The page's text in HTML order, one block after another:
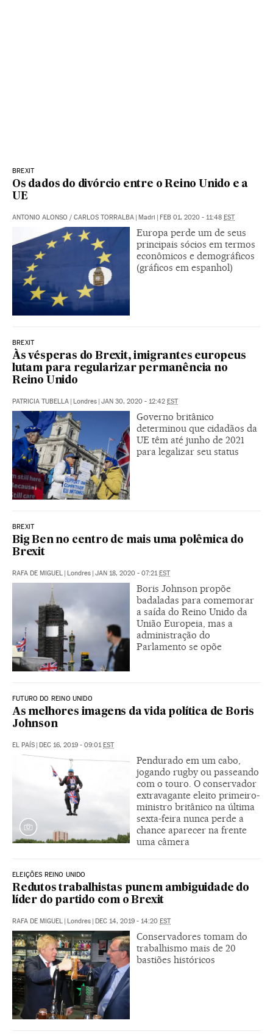
BREXIT
Os dados do divórcio entre o Reino Unido e a
UE
ANTONIO ALONSO / CARLOS TORRALBA Madri FEB 01, 2020 - 11:48 EST
Europa perde um de seus
principais sócios em termos
econômicos e demográficos
(gráficos em espanhol)
BREXIT
Às vésperas do Brexit, imigrantes europeus
lutam para regularizar permanência no
Reino Unido
PATRICIA TUBELLA Londres JAN 30, 2020 - 12:42 EST
Governo britânico
determinou que cidadãos da
UE têm até junho de 2021
para legalizar seu status
BREXIT
Big Ben no centro de mais uma polêmica do
Brexit
RAFA DE MIGUEL | Londres | JAN 18, 2020 - 07:21EST
Boris Johnson propõe
badaladas para comemorar
a saída do Reino Unido da
União Europeia, mas a
administração do
Parlamento se opõe
FUTURO DO REINO UNIDO
As melhores imagens da vida política de Boris
Johnson
EL PAÍS | DEC 16, 2019 - 09:01EST
Pendurado em um cabo,
jogando rugby ou passeando
com o touro. O conservador
extravagante eleito primeiro-
ministro britânico na última
sexta-feira nunca perde a
chance aparecer na frente
uma câmera
ELEIÇÕES REINO UNIDO
Redutos trabalhistas punem ambiguidade do
líder do partido com o Brexit
RAFA DE MIGUEL | Londres | DEC 14, 2019 - 14:20 EST
Conservadores tomam do
trabalhismo mais de 20
bastiões históricos